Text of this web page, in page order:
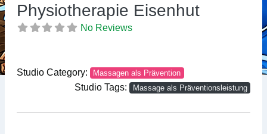
Physiotherapie Eisenhut
No Reviews
Studio Category: Massagen als Prävention
Studio Tags: Massage als Präventionsleistung